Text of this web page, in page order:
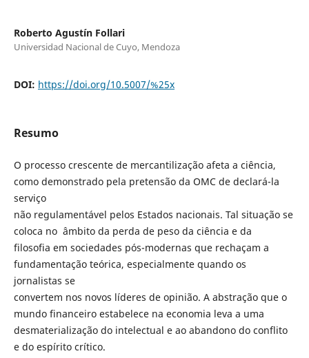
Roberto Agustín Follari
Universidad Nacional de Cuyo, Mendoza
DOI: https://doi.org/10.5007/%25x
Resumo
O processo crescente de mercantilização afeta a ciência,
como demonstrado pela pretensão da OMC de declará-la
serviço
não regulamentável pelos Estados nacionais. Tal situação se
coloca no âmbito da perda de peso da ciência e da
filosofia em sociedades pós-modernas que rechaçam a
fundamentação teórica, especialmente quando os
jornalistas se
convertem nos novos líderes de opinião. A abstração que o
mundo financeiro estabelece na economia leva a uma
desmaterialização do intelectual e ao abandono do conflito
e do espírito crítico.